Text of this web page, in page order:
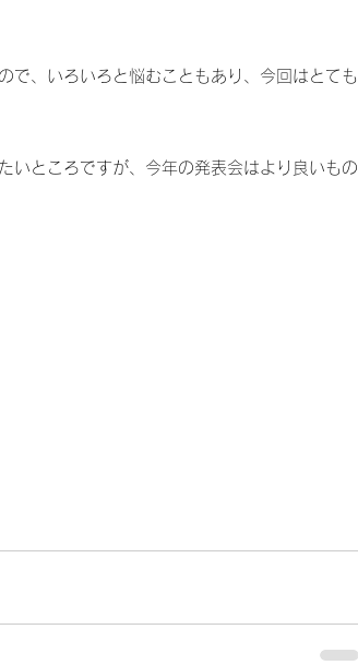
で、いろいろと悩むこともあり、今回はとても
いところですが、今年の発表会はより良いもの